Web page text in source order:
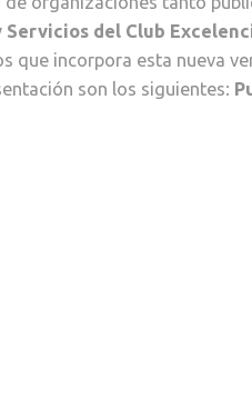
del Club
que incorpora esta nueva
son los siguientes: